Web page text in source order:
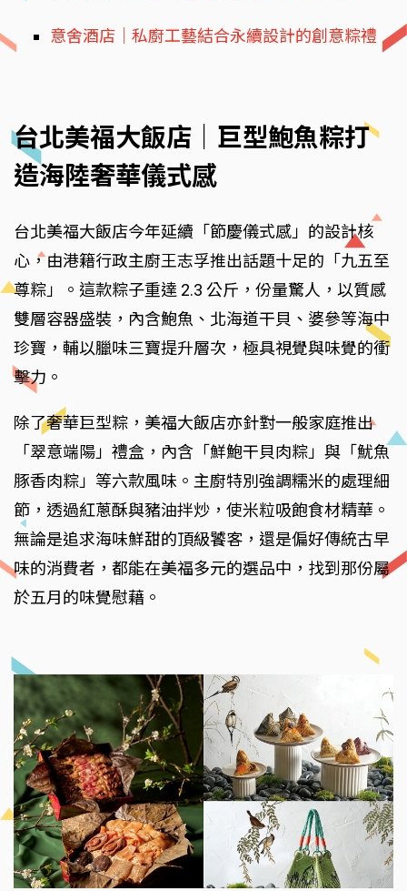
意舍酒店｜私廚工藝結合永續設計的創意粽禮
台北美福大飯店｜巨型鮑魚粽打
造海陸奢華儀式感
台北美福大飯店今年延續「節慶儀式感」的設計核
心，由港籍行政主廚王志孚推出話題十足的「九五至
尊粽」。這款粽子重達 2.3 公斤，份量驚人，以質感
雙層容器盛裝，內含鮑魚、北海道干貝、婆參等海中
珍寶，輔以臘味三寶提升層次，極具視覺與味覺的衝
擊力。
除了奢華巨型粽，美福大飯店亦針對一般家庭推出
「翠意端陽」禮盒，內含「鮮鮑干貝肉粽」與「魷魚
豚香肉粽」等六款風味。主廚特別強調糯米的處理細
節，透過紅蔥酥與豬油拌炒，使米粒吸飽食材精華。
無論是追求海味鮮甜的頂級饕客，還是偏好傳統古早
味的消費者，都能在美福多元的選品中，找到那份屬
於五月的味覺慰藉。